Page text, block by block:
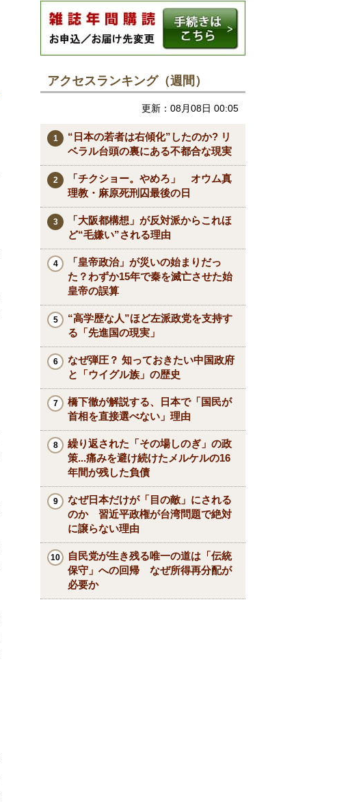
アクセスランキング（週間）
更新：08月08日 00:05
“日本の若者は右傾化”したのか? リ
ベラル台頭の裏にある不都合な現実
「チクショー。やめろ」 オウム真
理教・麻原死刑囚最後の日
「大阪都構想」が反対派からこれほ
ど“毛嫌い”される理由
「皇帝政治」が災いの始まりだっ
た？わずか15年で秦を滅亡させた始
皇帝の誤算
“高学歴な人”ほど左派政党を支持す
る「先進国の現実」
なぜ弾圧？ 知っておきたい中国政府
と「ウイグル族」の歴史
橋下徹が解説する、日本で「国民が
首相を直接選べない」理由
繰り返された「その場しのぎ」の政
策...痛みを避け続けたメルケルの16
年間が残した負債
なぜ日本だけが「目の敵」にされる
のか 習近平政権が台湾問題で絶対
に譲らない理由
自民党が生き残る唯一の道は「伝統
保守」への回帰 なぜ所得再分配が
必要か